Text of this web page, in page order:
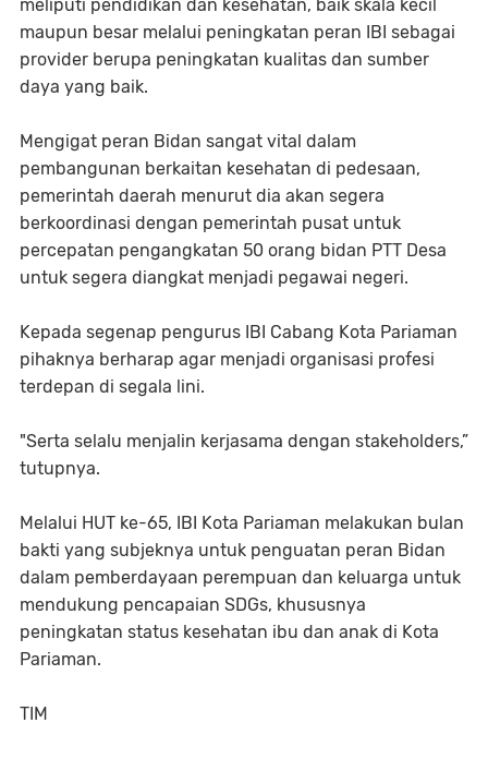
meliputi pendidikan dan kesehatan, baik skala kecil
maupun besar melalui peningkatan peran IBI sebagai
provider berupa peningkatan kualitas dan sumber
daya yang baik.
Mengigat peran Bidan sangat vital dalam
pembangunan berkaitan kesehatan di pedesaan,
pemerintah daerah menurut dia akan segera
berkoordinasi dengan pemerintah pusat untuk
percepatan pengangkatan 50 orang bidan PTT Desa
untuk segera diangkat menjadi pegawai negeri.
Kepada segenap pengurus IBI Cabang Kota Pariaman
pihaknya berharap agar menjadi organisasi profesi
terdepan di segala lini.
"Serta selalu menjalin kerjasama dengan stakeholders,”
tutupnya.
Melalui HUT ke-65, IBI Kota Pariaman melakukan bulan
bakti yang subjeknya untuk penguatan peran Bidan
dalam pemberdayaan perempuan dan keluarga untuk
mendukung pencapaian SDGs, khususnya
peningkatan status kesehatan ibu dan anak di Kota
Pariaman.
TIM